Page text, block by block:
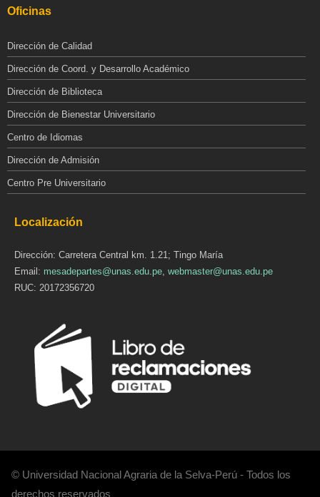
Oficinas
Dirección de Calidad
Dirección de Coord. y Desarrollo Académico
Dirección de Biblioteca
Dirección de Bienestar Universitario
Centro de Idiomas
Dirección de Admisión
Centro Pre Universitario
Localización
Dirección: Carretera Central km. 1.21; Tingo María
Email: mesadepartes@unas.edu.pe, webmaster@unas.edu.pe
RUC: 20172356720
© Universidad Nacional Agraria de la Selva-Perú - Todos los
derechos reservados